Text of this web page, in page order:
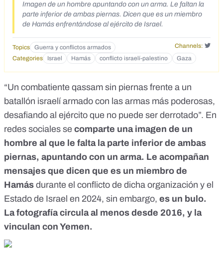
Imagen de un hombre apuntando con un arma. Le faltan la
parte inferior de ambas piernas. Dicen que es un miembro
de Hamás enfrentándose al ejército de Israel.
Topics Guerra y conflictos armados
Channels:
Categories
Israel Hamás conflicto israelí-palestino Gaza
“Un combatiente qassam sin piernas frente a un
batallón israelí armado con las armas más poderosas,
desafiando al ejército que no puede ser derrotado”. En
redes sociales se comparte una imagen de un
hombre al que le falta la parte inferior de ambas
piernas, apuntando con un arma. Le acompañan
mensajes que dicen que es un miembro de
Hamás durante el conflicto de dicha organización y el
Estado de Israel en 2024, sin embargo, es un bulo.
La fotografía circula al menos desde 2016, y la
vinculan con Yemen.